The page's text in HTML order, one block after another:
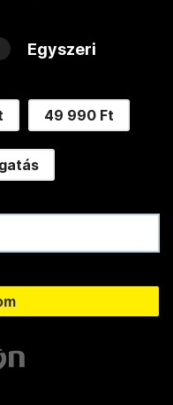
Egyszeri
49 990 Ft